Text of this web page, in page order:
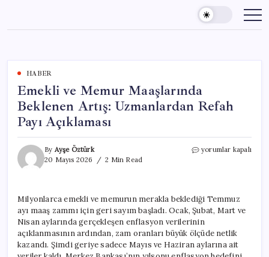
content
HABER
Emekli ve Memur Maaşlarında
Beklenen Artış: Uzmanlardan Refah
Payı Açıklaması
By Ayşe Öztürk
20 Mayıs 2026
2 Min Read
Emekli
Artış:
Uzmanlardan
Refah
Payı
Açıklaması
için
yorumlar kapalı
Milyonlarca emekli ve memurun merakla beklediği Temmuz
ayı maaş zammı için geri sayım başladı. Ocak, Şubat, Mart ve
Nisan aylarında gerçekleşen enflasyon verilerinin
açıklanmasının ardından, zam oranları büyük ölçüde netlik
kazandı. Şimdi geriye sadece Mayıs ve Haziran aylarına ait